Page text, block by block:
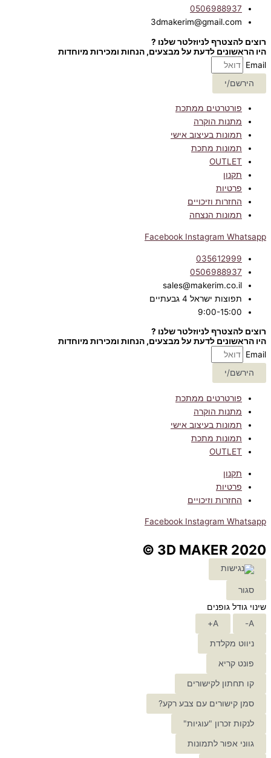
0506988937
3dmakerim@gmail.com
רוצים להצטרף לניוזלטר שלנו ?
היו הראשונים לדעת על מבצעים, הנחות ומכירות מיוחדות
Email
הירשם/י
פורטרטים ממתכת
מתנות הוקרה
תמונות בעיצוב אישי
תמונות מתכת
OUTLET
תקנון
פרטיות
החזרות וזיכויים
תמונות הנצחה
Facebook Instagram Whatsapp
035612999
0506988937
sales@makerim.co.il
תפוצות ישראל 4 גבעתיים
9:00-15:00
רוצים להצטרף לניוזלטר שלנו ?
היו הראשונים לדעת על מבצעים, הנחות ומכירות מיוחדות
Email
הירשם/י
פורטרטים ממתכת
מתנות הוקרה
תמונות בעיצוב אישי
תמונות מתכת
OUTLET
תקנון
פרטיות
החזרות וזיכויים
Facebook Instagram Whatsapp
3D MAKER 2020 ©
סגור
שינוי גודל גופנים
A-
A+
ניווט מקלדת
פונט קריא
קו תחתון לקישורים
סמן קישורים עם צבע רקע?
לנקות זכרון "עוגיות"
גווני אפור לתמונות